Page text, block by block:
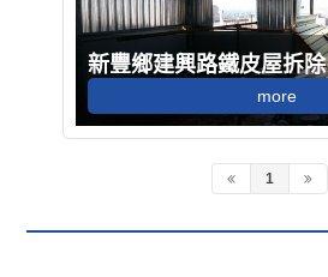
新豐鄉建興路鐵皮屋拆除
more
1